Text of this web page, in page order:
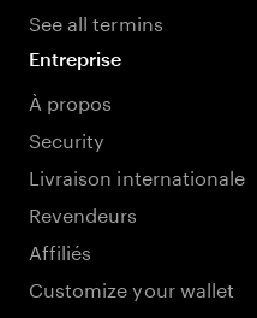
See all termins
Entreprise
À propos
Security
Livraison internationale
Revendeurs
Affiliés
Customize your wallet